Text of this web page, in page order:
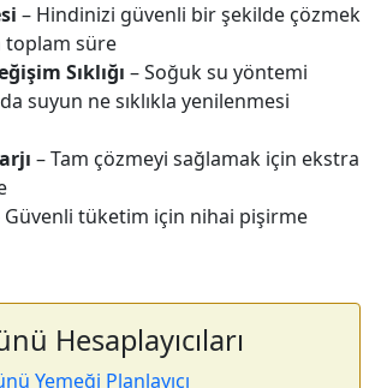
– Hindinizi güvenli bir şekilde çözmek
toplam süre
Sıklığı – Soğuk su yöntemi
suyun ne sıklıkla yenilenmesi
– Tam çözmeyi sağlamak için ekstra
Güvenli tüketim için nihai pişirme
Hesaplayıcıları
Yemeği Planlayıcı